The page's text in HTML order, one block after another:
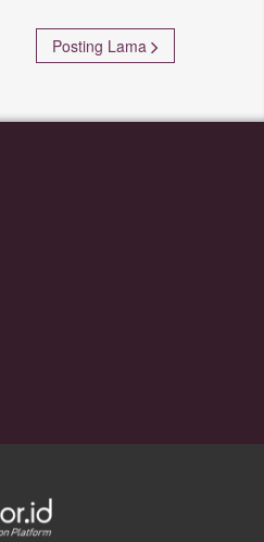
Posting Lama